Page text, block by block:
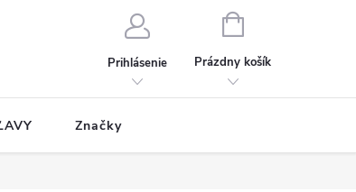
Prihlásenie
NÁKUPNÝ
Prázdny košík
Značky